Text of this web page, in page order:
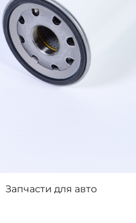
Запчасти для авто